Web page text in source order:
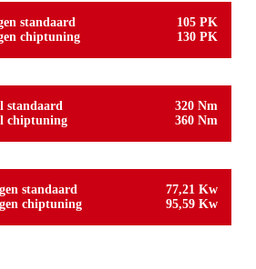
standaard
105 PK
chiptuning
130 PK
standaard
320 Nm
chiptuning
360 Nm
standaard
77,21 Kw
chiptuning
95,59 Kw